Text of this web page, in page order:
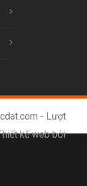
- Lượt
kế web bởi